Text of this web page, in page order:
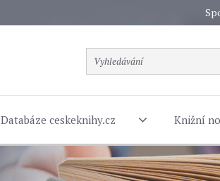
Databáze ceskeknihy.cz Knižní